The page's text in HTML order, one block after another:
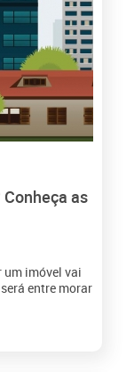
um imóvel vai
entre morar